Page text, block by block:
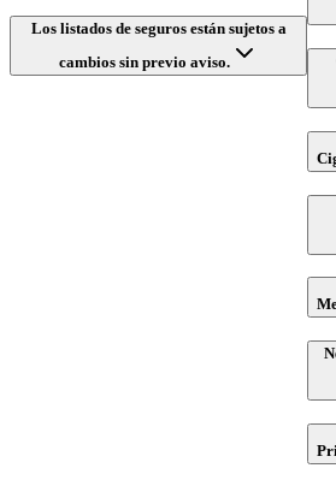
Los listados de seguros están sujetos a
cambios sin previo aviso.